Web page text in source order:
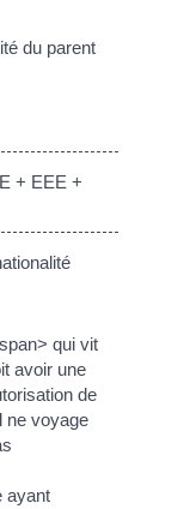
du parent
+ EEE +
qui vit
avoir une
de
ne voyage
ayant